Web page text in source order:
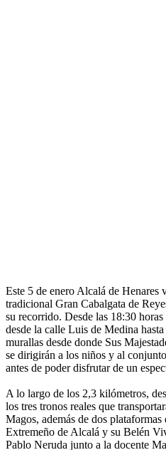
Este 5 de enero Alcalá de Henares
tradicional Gran Cabalgata de
su recorrido. Desde las 18:30
desde la calle Luis de Medina
murallas desde donde Sus
se dirigirán a los niños y al
antes de poder disfrutar de un
A lo largo de los 2,3 kilómetros,
los tres tronos reales que
Magos, además de dos
Extremeño de Alcalá y su Belén
Pablo Neruda junto a la docente